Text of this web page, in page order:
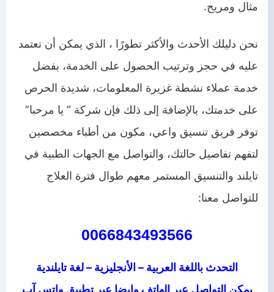
مثال ومريح.
نحن دليلك الأحدث والأكثر تطورًا ، الذي يمكن أن تعتمد
عليه في حجز وترتيب الحصول على الخدمة، بفضل
خدمة عملاء نشطة غزيرة المعلومات، شديدة الحرص
على خدمتك، بالإضافة إلى ذلك فإن شركة ” يا مرحبا”
توفر فريق تنسيق واعي، مكون من أطباء مخصصين
لتفهم تفاصيل حالتك، والتواصل مع الجهات الطبية في
تايلند والتنسيق المستمر معهم طوال فترة العلاج
للتواصل معنا:
0066843493566
التحدث باللغة العربية – الأنجليزية –لغة تايلندية
يمكن التواصل عبر الهاتف وايضا عبر تطبيق واتس آب